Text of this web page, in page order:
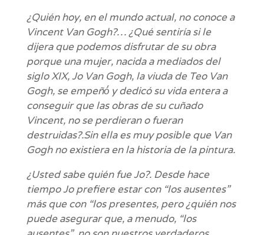
¿Quién hoy, en el mundo actual, no conoce a
Vincent Van Gogh?… ¿Qué sentiría si le
dijera que podemos disfrutar de su obra
porque una mujer, nacida a mediados del
siglo XIX, Jo Van Gogh, la viuda de Teo Van
Gogh, se empeñó́ y dedicó su vida entera a
conseguir que las obras de su cuñado
Vincent, no se perdieran o fueran
destruidas?.Sin ella es muy posible que Van
Gogh no existiera en la historia de la pintura.
¿Usted sabe quién fue Jo?. Desde hace
tiempo Jo prefiere estar con “los ausentes”
más que con “los presentes, pero ¿quién nos
puede asegurar que, a menudo, “los